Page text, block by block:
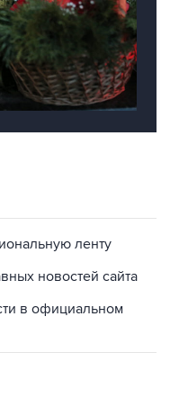
ленту
новостей сайта
в официальном